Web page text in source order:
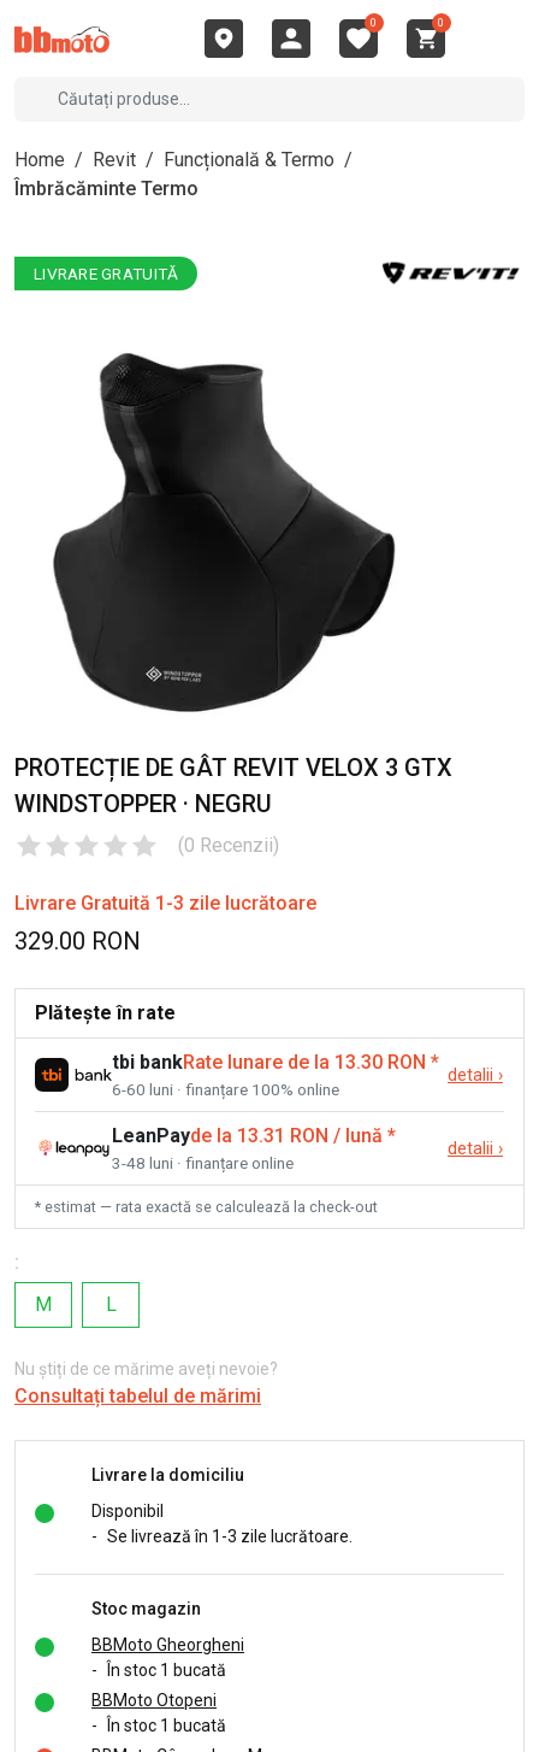
0 0
Home / Revit / Funcțională & Termo /
Îmbrăcăminte Termo
LIVRARE GRATUITĂ
PROTECȚIE DE GÂT REVIT VELOX 3 GTX
WINDSTOPPER · NEGRU
(0 Recenzii)
Livrare Gratuită 1-3 zile lucrătoare
329.00 RON
Plătește în rate
tbi bankRate lunare de la 13.30 RON *
6-60 luni · finanțare 100% online
detalii ›
LeanPayde la 13.31 RON / lună *
3-48 luni · finanțare online
detalii ›
* estimat — rata exactă se calculează la check-out
:
M
L
Nu știți de ce mărime aveți nevoie?
Consultați tabelul de mărimi
Livrare la domiciliu
Disponibil
- Se livrează în 1-3 zile lucrătoare.
Stoc magazin
BBMoto Gheorgheni
-
În stoc 1 bucată
BBMoto Otopeni
-
În stoc 1 bucată